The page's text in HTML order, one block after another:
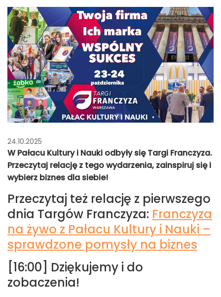
24.10.2025
W Pałacu Kultury i Nauki odbyły się Targi Franczyza.
Przeczytaj relację z tego wydarzenia, zainspiruj się i
wybierz biznes dla siebie!
Przeczytaj też relację z pierwszego
dnia Targów Franczyza: Franczyza
na żywo z Pałacu Kultury i Nauki –
sprawdzone pomysły na biznes
[16:00] Dziękujemy i do
zobaczenia!